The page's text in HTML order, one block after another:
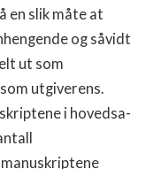
en slik måte at
og såvidt
ut som
utgive­rens.
i hovedsa­